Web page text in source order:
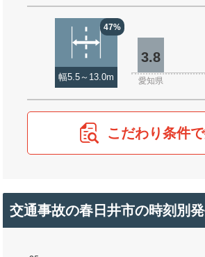
47%
幅5.5～13.0m
3.8
愛知県
こだわり条件
交通事故の春日井市の時刻別